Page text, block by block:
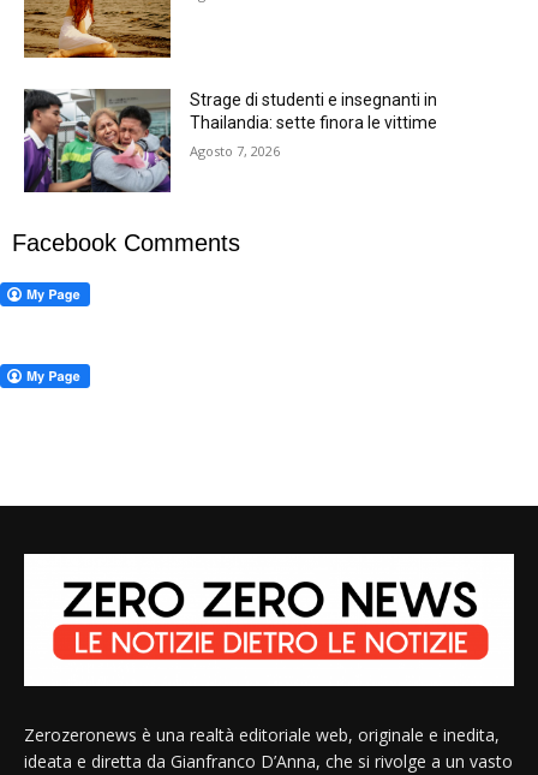
Strage di studenti e insegnanti in
Thailandia: sette finora le vittime
Agosto 7, 2026
Facebook Comments
Zerozeronews è una realtà editoriale web, originale e inedita,
ideata e diretta da Gianfranco D’Anna, che si rivolge a un vasto